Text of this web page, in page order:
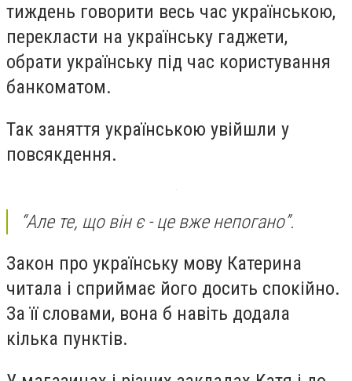
тиждень говорити весь час українською,
перекласти на українську гаджети,
обрати українську під час користування
банкоматом.
Так заняття українською увійшли у
повсякдення.
“Але те, що він є - це вже непогано”.
Закон про українську мову Катерина
читала і сприймає його досить спокійно.
За її словами, вона б навіть додала
кілька пунктів.